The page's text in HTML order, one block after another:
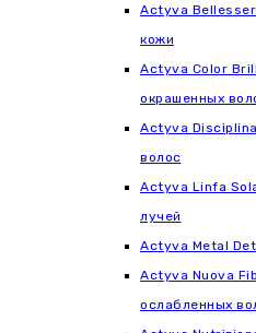
Actyva
кожи
Actyva Color
окрашенных
Actyva
волос
Actyva Linfa
лучей
Actyva Metal
Actyva Nuova
ослабленных